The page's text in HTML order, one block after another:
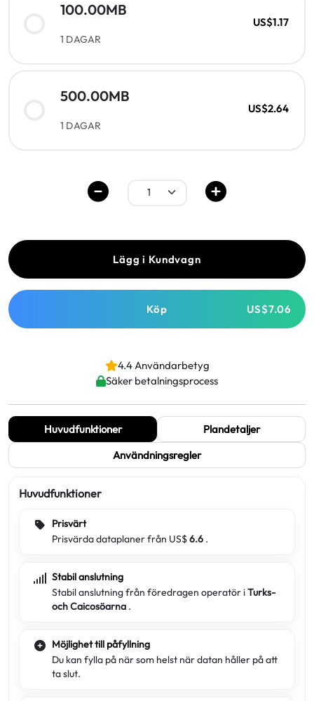
100.00MB
1 DAGAR
US$1.17
500.00MB
1 DAGAR
US$2.64
Lägg i Kundvagn
Köp US$7.06
4.4 Användarbetyg
Säker betalningsprocess
Huvudfunktioner
Plandetaljer
Användningsregler
Huvudfunktioner
Prisvärt
Prisvärda dataplaner från US$6.6 .
Stabil anslutning
Stabil anslutning från föredragen operatör iTurks-
och Caicosöarna .
Möjlighet till påfyllning
Du kan fylla på när som helst när datan håller på att
ta slut.